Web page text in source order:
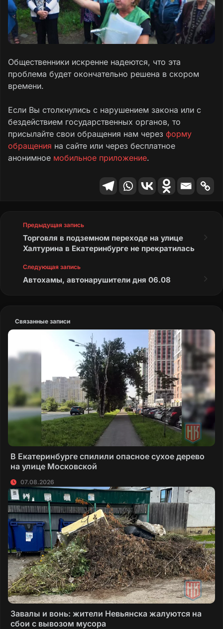
Общественники искренне надеются, что эта
проблема будет окончательно решена в скором
времени.
Если Вы столкнулись с нарушением закона или с
бездействием государственных органов, то
присылайте свои обращения нам через форму
обращения на сайте или через бесплатное
анонимное мобильное приложение.
Предыдущая запись
Торговля в подземном переходе на улице
Халтурина в Екатеринбурге не прекратилась
Следующая запись
Автохамы, автонарушители дня 06.08
Связанные записи
В Екатеринбурге спилили опасное сухое дерево
на улице Московской
07.08.2026
Завалы и вонь: жители Невьянска жалуются на
сбои с вывозом мусора